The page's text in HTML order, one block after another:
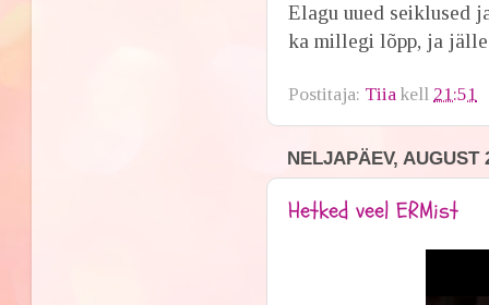
Elagu uued seiklused
ka millegi lõpp, ja
Postitaja: Tiia kell 21:51
NELJAPÄEV, AUGUST
Hetked veel ERMist